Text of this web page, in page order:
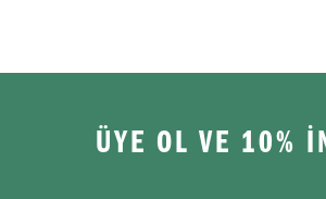
ÜYE OL VE 10%